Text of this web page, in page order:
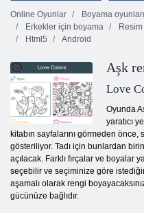
Online Oyunlar
Boyama oyunları
Erkekler için boyama
Html5
Android
Aşk
Love
Oyunda
yaratıcı
kitabın sayfalarını görmeden
gösteriliyor. Tadı için bunlardan
açılacak. Farklı fırçalar ve boyalar
seçebilir ve seçiminize göre
aşamalı olarak rengi
gücünüze bağlıdır.